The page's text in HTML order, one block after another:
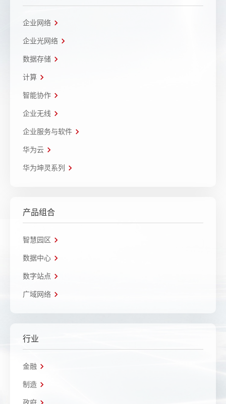
企业网络
企业光网络
数据存储
计算
智能协作
企业无线
企业服务与软件
华为云
华为坤灵系列
产品组合
智慧园区
数据中心
数字站点
广域网络
行业
金融
制造